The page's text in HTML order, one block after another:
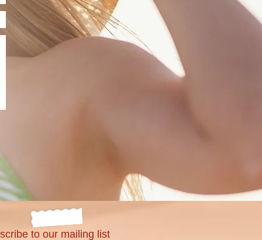
to our mailing list